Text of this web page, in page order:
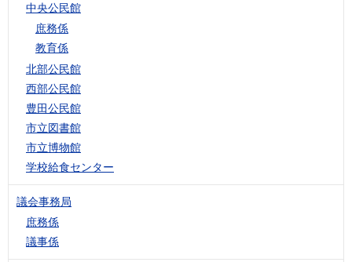
中央公民館
庶務係
教育係
北部公民館
西部公民館
豊田公民館
市立図書館
市立博物館
学校給食センター
議会事務局
庶務係
議事係